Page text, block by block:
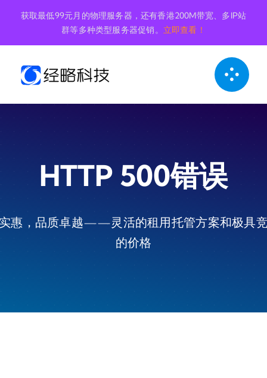
内
获取最低99元月的物理服务器，还有香港200M带宽、多IP站
群等多种类型服务器促销。 立即查看！
HTTP 500错误
惠，品质卓越——灵活的租用托管方案和极具
的价格